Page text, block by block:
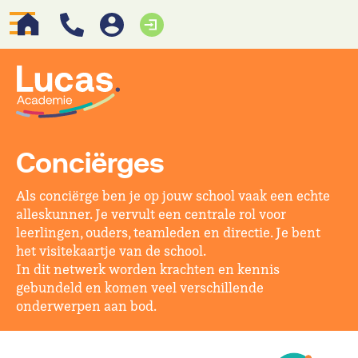
Conciërges
Als conciërge ben je op jouw school vaak een echte
alleskunner. Je vervult een centrale rol voor
leerlingen, ouders, teamleden en directie. Je bent
het visitekaartje van de school.
In dit netwerk worden krachten en kennis
gebundeld en komen veel verschillende
onderwerpen aan bod.